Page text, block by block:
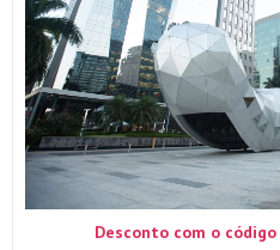
Desconto com o código